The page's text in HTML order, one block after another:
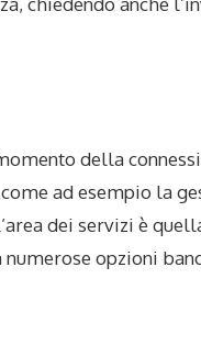
della
ad esempio la
dei servizi è
opzioni